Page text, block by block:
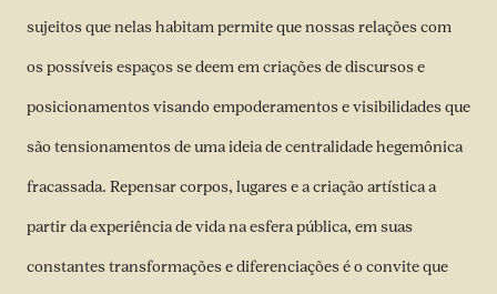
sujeitos que nelas habitam permite que nossas relações com
os possíveis espaços se deem em criações de discursos e
posicionamentos visando empoderamentos e visibilidades que
são tensionamentos de uma ideia de centralidade hegemônica
fracassada. Repensar corpos, lugares e a criação artística a
partir da experiência de vida na esfera pública, em suas
constantes transformações e diferenciações é o convite que